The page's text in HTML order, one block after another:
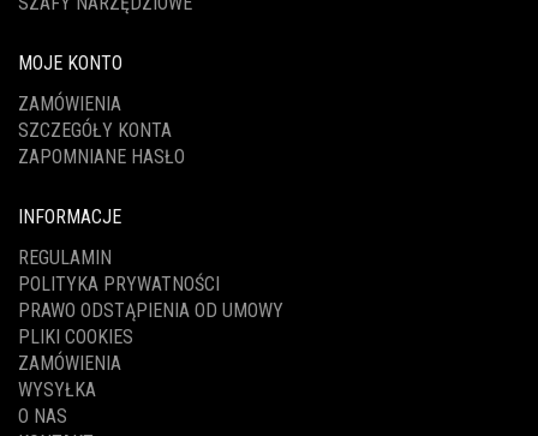
MOJE KONTO
ZAMÓWIENIA
SZCZEGÓŁY KONTA
ZAPOMNIANE HASŁO
INFORMACJE
REGULAMIN
POLITYKA PRYWATNOŚCI
PRAWO ODSTĄPIENIA OD UMOWY
PLIKI COOKIES
ZAMÓWIENIA
WYSYŁKA
O NAS